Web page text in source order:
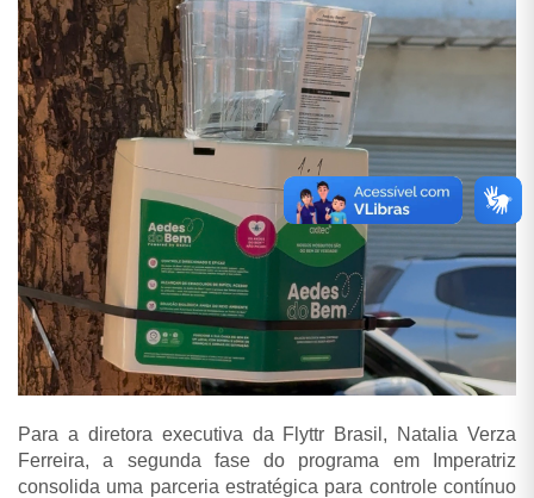
Para a diretora executiva da Flyttr Brasil, Natalia Verza
Ferreira, a segunda fase do programa em Imperatriz
consolida uma parceria estratégica para controle contínuo